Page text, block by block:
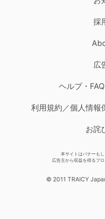
採
広
ヘルプ・
利用規約／個人情報
お詫
本サイトはバナーも
広告主から収益を得るプ
© 2011 TRAICY